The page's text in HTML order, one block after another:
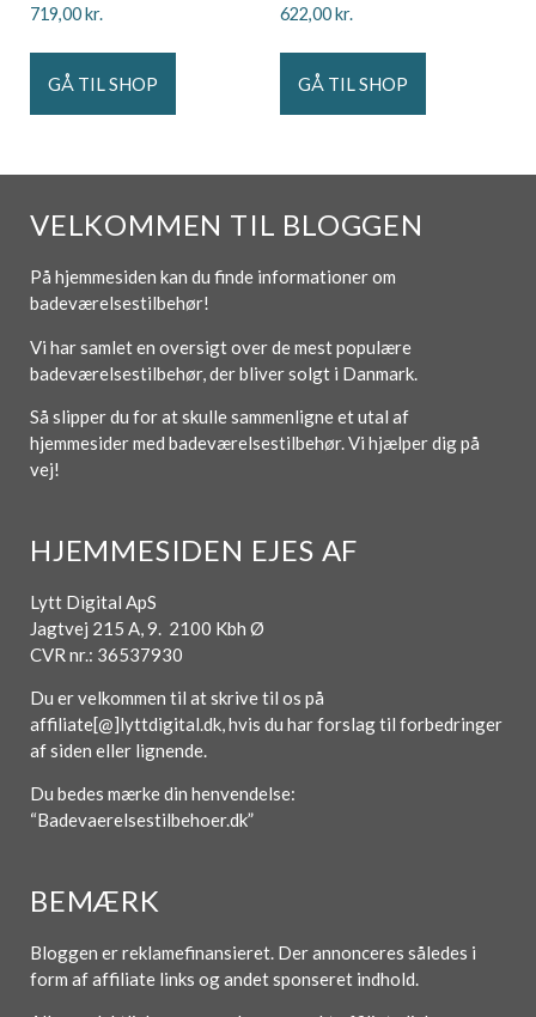
719,00kr.
GÅ TIL SHOP
622,00kr.
GÅ TIL SHOP
VELKOMMEN TIL BLOGGEN
På hjemmesiden kan du finde informationer om
badeværelsestilbehør!
Vi har samlet en oversigt over de mest populære
badeværelsestilbehør, der bliver solgt i Danmark.
Så slipper du for at skulle sammenligne et utal af
hjemmesider med badeværelsestilbehør. Vi hjælper dig på
vej!
HJEMMESIDEN EJES AF
Lytt Digital ApS
Jagtvej 215 A, 9. 2100 Kbh Ø
CVR nr.: 36537930
Du er velkommen til at skrive til os på
affiliate[@]lyttdigital.dk, hvis du har forslag til forbedringer
af siden eller lignende.
Du bedes mærke din henvendelse:
“Badevaerelsestilbehoer.dk”
BEMÆRK
Bloggen er reklamefinansieret. Der annonceres således i
form af affiliate links og andet sponseret indhold.